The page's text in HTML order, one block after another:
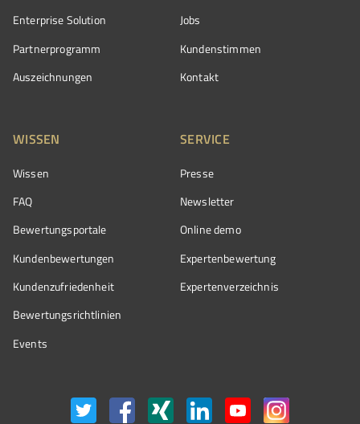
Enterprise Solution
Partnerprogramm
Auszeichnungen
Jobs
Kundenstimmen
Kontakt
WISSEN
Wissen
FAQ
Bewertungsportale
Kundenbewertungen
Kundenzufriedenheit
Bewertungs­richtlinien
Events
SERVICE
Presse
Newsletter
Online demo
Expertenbewertung
Expertenverzeichnis